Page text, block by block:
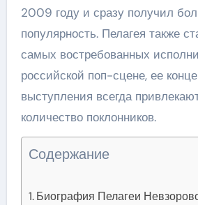
2009 году и сразу получил
популярность. Пелагея также
самых востребованных
российской поп-сцене, ее
выступления всегда
количество поклонников.
Содержание
Биография Пелагеи